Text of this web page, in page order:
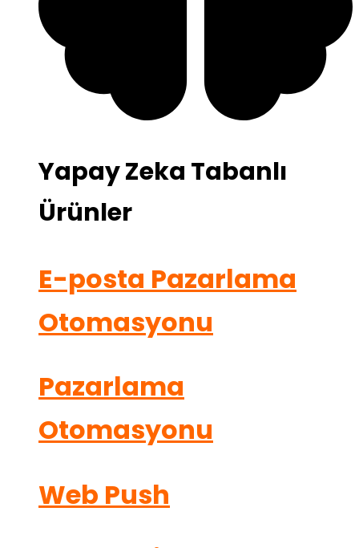
Yapay Zeka Tabanlı
Ürünler
E-posta Pazarlama
Otomasyonu
Pazarlama
Otomasyonu
Web Push